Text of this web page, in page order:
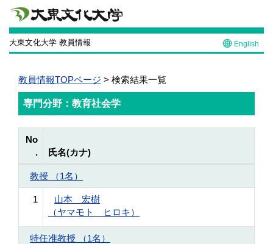
大東文化大学 教員情報 English
教員情報TOPページ > 検索結果一覧
専門分野：教育社会学
No
.
氏名(カナ)
教授 （1名）
1
山本 宏樹
（ヤマモト ヒロキ）
特任准教授 （1名）